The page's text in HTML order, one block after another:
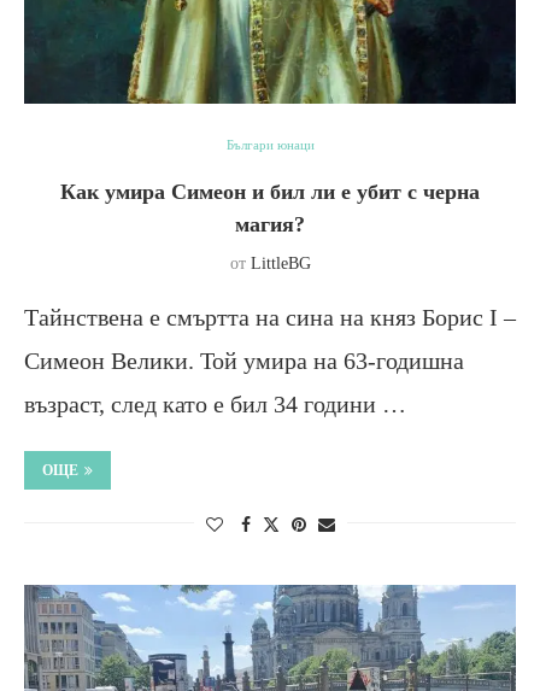
Българи юнаци
Как умира Симеон и бил ли е убит с черна
магия?
от LittleBG
Тайнствена е смъртта на сина на княз Борис I –
Симеон Велики. Той умира на 63-годишна
възраст, след като е бил 34 годи­ни …
ОЩЕ